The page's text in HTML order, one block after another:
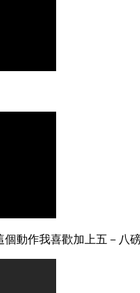
個動作我喜歡加上五－八